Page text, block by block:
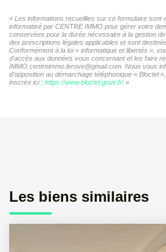
« Les informations recueillies sur ce formulaire sont
informatisé par CENTRE IMMO pour gérer votre
conservées pour la durée nécessaire à la gestion
des prescriptions légales applicables et sont
Conformément à la loi « informatique et libertés »,
d'accès aux données vous concernant et les faire
IMMO centreimmo.lerove@gmail.com. Nous vous
d'opposition au démarchage téléphonique « Bloctel
inscrire ici : https://www.bloctel.gouv.fr/»
Les biens similaires